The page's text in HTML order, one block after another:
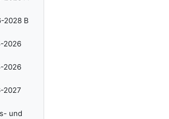
2028 B
2026
2026
2027
und